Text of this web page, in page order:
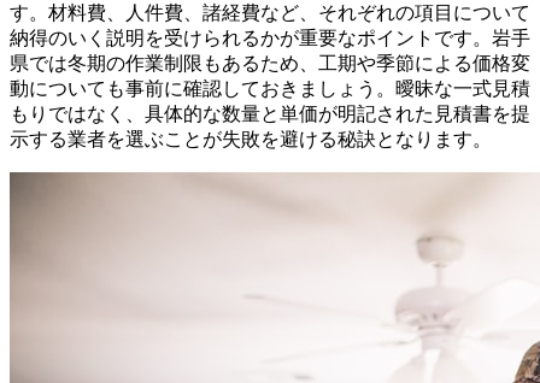
す。材料費、人件費、諸経費など、それぞれの項目について
納得のいく説明を受けられるかが重要なポイントです。岩手
県では冬期の作業制限もあるため、工期や季節による価格変
動についても事前に確認しておきましょう。曖昧な一式見積
もりではなく、具体的な数量と単価が明記された見積書を提
示する業者を選ぶことが失敗を避ける秘訣となります。